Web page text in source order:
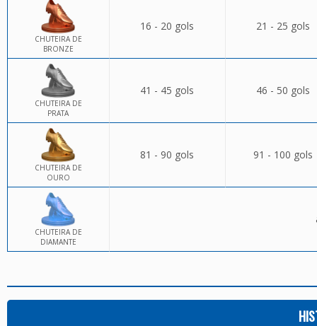
CHUTEIRA DE
BRONZE
16 - 20 gols 21 - 25 gols
CHUTEIRA DE
PRATA
41 - 45 gols 46 - 50 gols
CHUTEIRA DE
OURO
81 - 90 gols 91 - 100 gols
CHUTEIRA DE
DIAMANTE